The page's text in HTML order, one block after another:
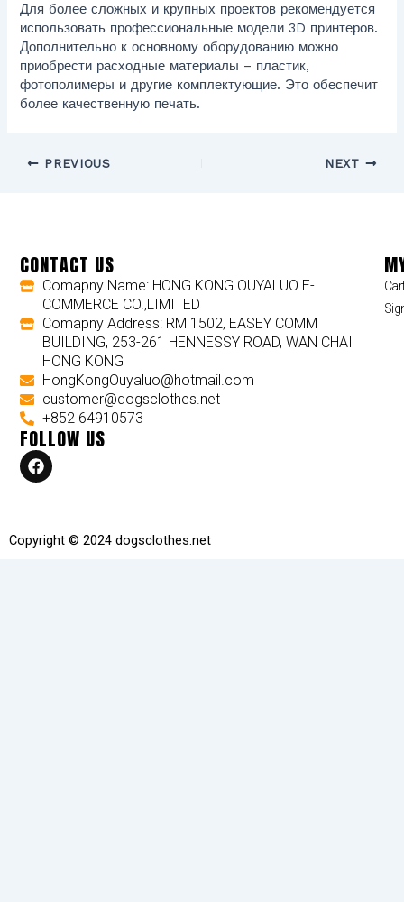
Для более сложных и крупных проектов рекомендуется
использовать профессиональные модели 3D принтеров.
Дополнительно к основному оборудованию можно
приобрести расходные материалы – пластик,
фотополимеры и другие комплектующие. Это обеспечит
более качественную печать.
PREVIOUS NEXT
CONTACT US
Comapny Name: HONG KONG OUYALUO E-
COMMERCE CO.,LIMITED
Comapny Address: RM 1502, EASEY COMM
BUILDING, 253-261 HENNESSY ROAD, WAN CHAI
HONG KONG
HongKongOuyaluo@hotmail.com
customer@dogsclothes.net
+852 64910573
FOLLOW US
F
a
o
Copyright © 2024 dogsclothes.net